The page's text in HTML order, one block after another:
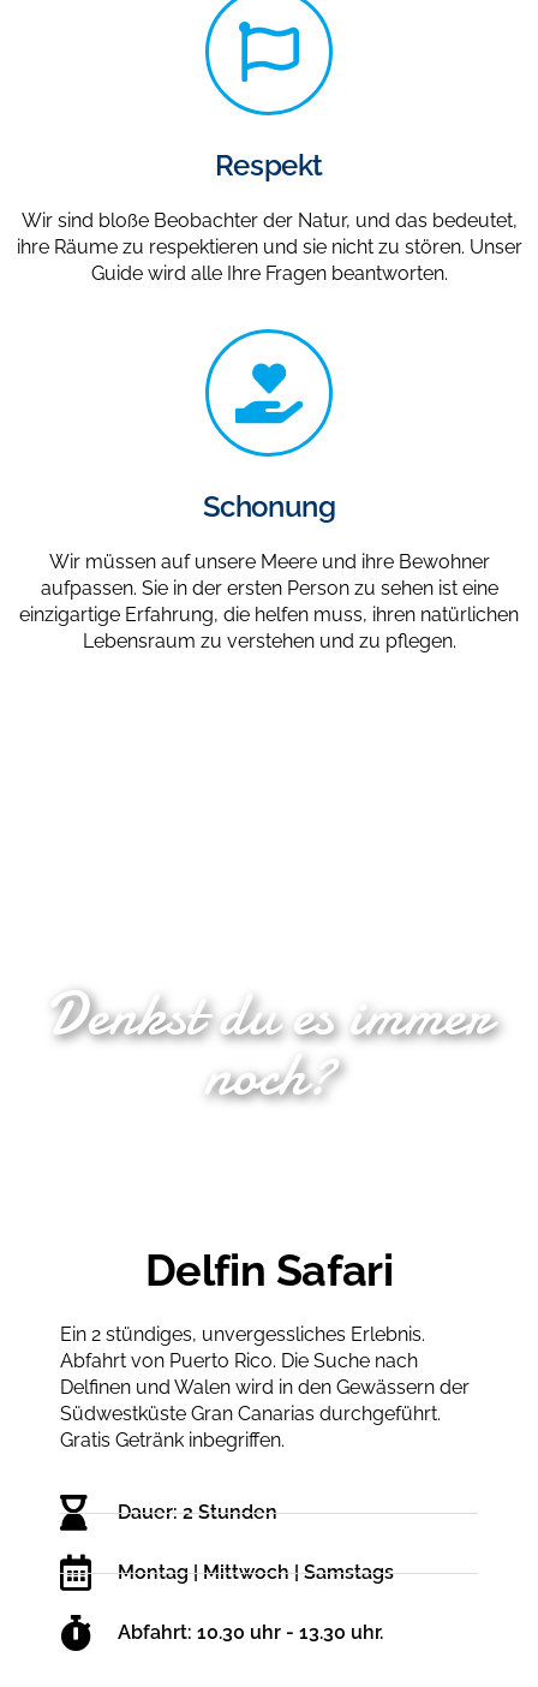
Respekt
Wir sind bloße Beobachter der Natur, und das bedeutet,
ihre Räume zu respektieren und sie nicht zu stören. Unser
Guide wird alle Ihre Fragen beantworten.
Schonung
Wir müssen auf unsere Meere und ihre Bewohner
aufpassen. Sie in der ersten Person zu sehen ist eine
einzigartige Erfahrung, die helfen muss, ihren natürlichen
Lebensraum zu verstehen und zu pflegen.
Denkst du es immer
noch?
Delfin Safari
Ein 2 stündiges, unvergessliches Erlebnis.
Abfahrt von Puerto Rico. Die Suche nach
Delfinen und Walen wird in den Gewässern der
Südwestküste Gran Canarias durchgeführt.
Gratis Getränk inbegriffen.
Dauer: 2 Stunden
Montag | Mittwoch | Samstags
Abfahrt: 10.30 uhr - 13.30 uhr.